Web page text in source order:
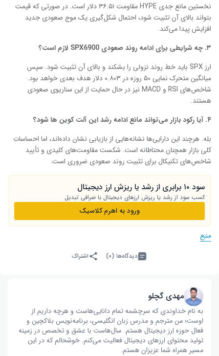
نخستین مانع جدی HYPE مقاومت ۳۶.۵۱ دلار است. در صورتی که قیمت
بتواند بالای آن تثبیت شود، احتمال شکل‌گیری یک موج صعودی جدید
افزایش پیدا می‌کند.
۳. چه شرایطی برای ادامه روند صعودی
لازم است؟
ارز SPX باید خط روند نزولی را بشکند و بالای آن تثبیت شود. سپس
میانگین متحرک نمایی ۵۰ روزه در ۰.۸۰۳ دلار هدف بعدی خواهد بود.
شاخص‌های RSI و MACD نیز در حال حمایت از این سناریوی صعودی
هستند.
۴. آیا رکود بازار می‌تواند مانع ادامه رشد این آلت کوین ‌ها شود؟
بله. هرچند این دارایی‌ها نشانه‌هایی از بازیابی نشان داده‌اند، اما احساسات
کلی بازار همچنان محتاطانه است. شکست مقاومت‌های کلیدی و تأیید
شاخص‌های تکنیکال برای تثبیت روند صعودی ضروری است.
سود ۱۰ برابری از رشد یا ریزش ارز دیجیتال
کسب سود از رشد یا ریزش ارزهای دیجیتال با صرافی تبدیل
ورود به اهرم کلاسیک
منبع
دیدگاه‌ها (۰) اشتراک
مهدی گچلو
به نام خداوندی که سرچشمه تمام دانایی‌هاست و هرچه داریم از
اوست؛ من مترجم و مدرس زبان انگلیسی، برنامه‌نویس بلاکچین و
فعال حوزه ارز دیجیتال هستم. سال‌هاست با عشق و تخصص در زمینه
تولید محتوای ارزهای دیجیتال فعالیت می‌کنم. خوشحالم که در این
مسیر همراه شما عزیزان هستم.